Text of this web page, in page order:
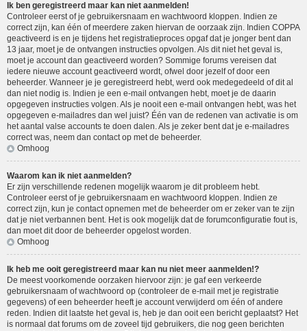
Ik ben geregistreerd maar kan niet aanmelden!
Controleer eerst of je gebruikersnaam en wachtwoord kloppen. Indien ze
correct zijn, kan één of meerdere zaken hiervan de oorzaak zijn. Indien COPPA
geactiveerd is en je tijdens het registratieproces opgaf dat je jonger bent dan
13 jaar, moet je de ontvangen instructies opvolgen. Als dit niet het geval is,
moet je account dan geactiveerd worden? Sommige forums vereisen dat
iedere nieuwe account geactiveerd wordt, ofwel door jezelf of door een
beheerder. Wanneer je je geregistreerd hebt, werd ook medegedeeld of dit al
dan niet nodig is. Indien je een e-mail ontvangen hebt, moet je de daarin
opgegeven instructies volgen. Als je nooit een e-mail ontvangen hebt, was het
opgegeven e-mailadres dan wel juist? Één van de redenen van activatie is om
het aantal valse accounts te doen dalen. Als je zeker bent dat je e-mailadres
correct was, neem dan contact op met de beheerder.
Omhoog
Waarom kan ik niet aanmelden?
Er zijn verschillende redenen mogelijk waarom je dit probleem hebt.
Controleer eerst of je gebruikersnaam en wachtwoord kloppen. Indien ze
correct zijn, kun je contact opnemen met de beheerder om er zeker van te zijn
dat je niet verbannen bent. Het is ook mogelijk dat de forumconfiguratie fout is,
dan moet dit door de beheerder opgelost worden.
Omhoog
Ik heb me ooit geregistreerd maar kan nu niet meer aanmelden!?
De meest voorkomende oorzaken hiervoor zijn: je gaf een verkeerde
gebruikersnaam of wachtwoord op (controleer de e-mail met je registratie
gegevens) of een beheerder heeft je account verwijderd om één of andere
reden. Indien dit laatste het geval is, heb je dan ooit een bericht geplaatst? Het
is normaal dat forums om de zoveel tijd gebruikers, die nog geen berichten